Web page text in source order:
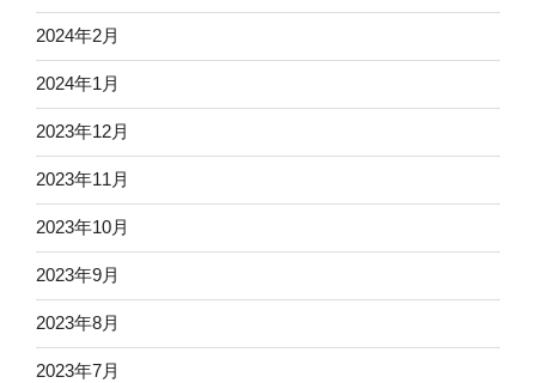
2024年2月
2024年1月
2023年12月
2023年11月
2023年10月
2023年9月
2023年8月
2023年7月